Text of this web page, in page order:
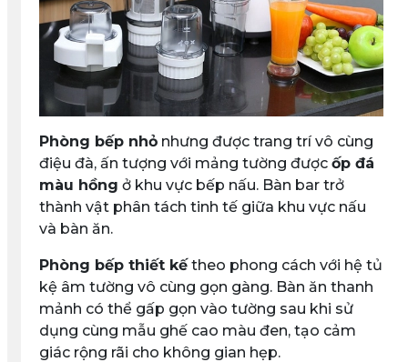
Phòng bếp nhỏnhưng được trang trí vô cùng
điệu đà, ấn tượng với mảng tường được ốp đá
màu hồng ở khu vực bếp nấu. Bàn bar trở
thành vật phân tách tinh tế giữa khu vực nấu
và bàn ăn.
Phòng bếp thiết kếtheo phong cách với hệ tủ
kệ âm tường vô cùng gọn gàng. Bàn ăn thanh
mảnh có thể gấp gọn vào tường sau khi sử
dụng cùng mẫu ghế cao màu đen, tạo cảm
giác rộng rãi cho không gian hẹp.